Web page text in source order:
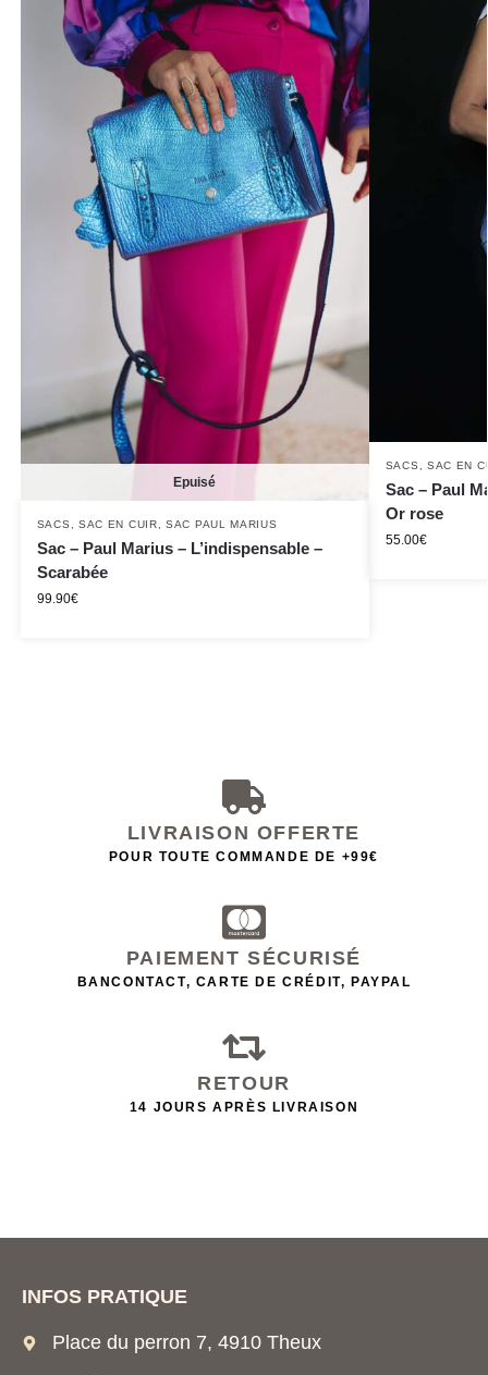
Epuisé
SACS SAC EN CUIR ,SAC PAUL MARIUS
Sac – Paul Marius – L’indispensable –
Scarabée
99.90€
SACS SAC EN
Sac – Paul
Or rose
55.00€
LIVRAISON OFFERTE
POUR TOUTE COMMANDE DE +99€
PAIEMENT SÉCURISÉ
BANCONTACT, CARTE DE CRÉDIT, PAYPAL
RETOUR
14 JOURS APRÈS LIVRAISON
INFOS PRATIQUE
Place du perron 7, 4910 Theux